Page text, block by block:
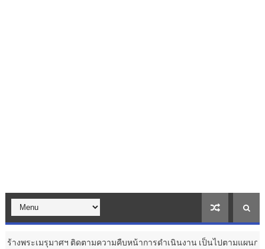
ามความคืบหน้าการดำเนินงาน เป็นไปตามแผนการดำเนินงานและสมพร